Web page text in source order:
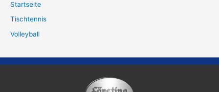
Startseite
Tischtennis
Volleyball